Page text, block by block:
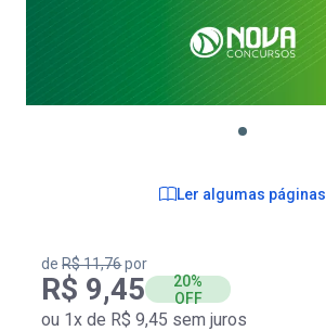
Ler algumas páginas
deR$ 11,76por
R$ 9,45
20%
OFF
ou 1x de R$ 9,45 sem juros